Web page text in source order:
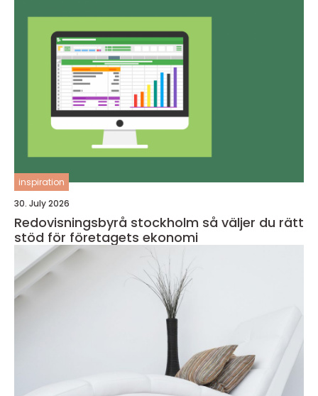
inspiration
30. July 2026
Redovisningsbyrå stockholm så väljer du rätt
stöd för företagets ekonomi